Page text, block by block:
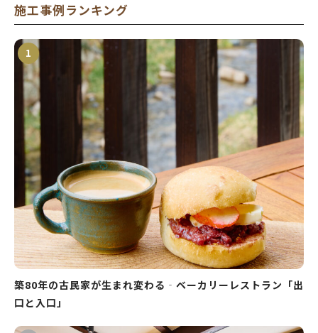
施工事例ランキング
築80年の古民家が生まれ変わる‐ベーカリーレストラン「出
口と入口」